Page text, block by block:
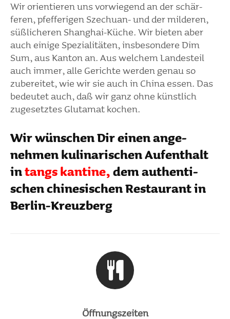
Wir orien­tieren uns vorwie­gend an der schär­
feren, pfef­fe­rigen Szechuan- und der milderen,
süßli­cheren Shanghai-Küche. Wir bieten aber
auch einige Spezia­li­täten, insbe­son­dere Dim
Sum, aus Kanton an. Aus welchem Landes­teil
auch immer, alle Gerichte werden genau so
zube­reitet, wie wir sie auch in China essen. Das
bedeutet auch, daß wir ganz ohne künst­lich
zuge­setztes Glut­amat kochen.
Wir wünschen Dir einen ange­
nehmen kuli­na­ri­schen Aufent­halt
intangs kantine, dem authen­ti­
schen chine­si­schen Restau­rant in
Berlin-Kreuz­berg
Öffnungs­zeiten